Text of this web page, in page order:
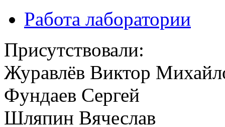
Работа лаборатории
Присутствовали:
Журавлёв Виктор
Фундаев Сергей
Шляпин Вячеслав